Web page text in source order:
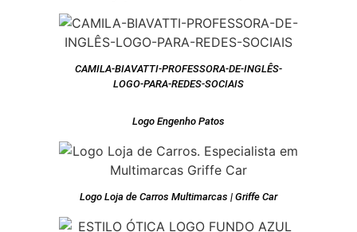
CAMILA-BIAVATTI-PROFESSORA-DE-INGLÊS-
LOGO-PARA-REDES-SOCIAIS
Logo Engenho Patos
Logo Loja de Carros Multimarcas | Griffe Car